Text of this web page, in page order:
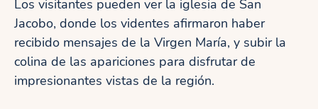
Los visitantes pueden ver la iglesia de San
Jacobo, donde los videntes afirmaron haber
recibido mensajes de la Virgen María, y subir la
colina de las apariciones para disfrutar de
impresionantes vistas de la región.